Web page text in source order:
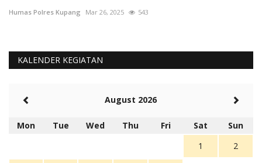
Humas Polres Kupang Mar 26, 2025 543
KALENDER KEGIATAN
August 2026
Mon Tue Wed Thu Fri Sat
Sun
1
2